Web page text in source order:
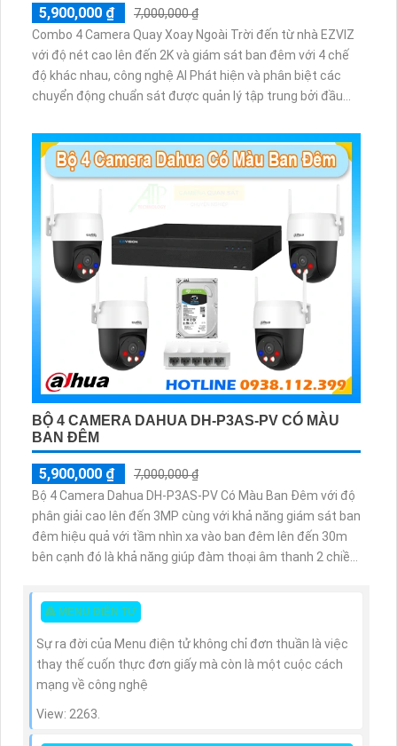
5,900,000 ₫
7,000,000 ₫
Combo 4 Camera Quay Xoay Ngoài Trời đến từ nhà EZVIZ
với độ nét cao lên đến 2K và giám sát ban đêm với 4 chế
độ khác nhau, công nghệ AI Phát hiện và phân biệt các
chuyển động chuẩn sát được quản lý tập trung bởi đầu
BỘ 4 CAMERA DAHUA DH-P3AS-PV CÓ MÀU
BAN ĐÊM
5,900,000 ₫
7,000,000 ₫
Bộ 4 Camera Dahua DH-P3AS-PV Có Màu Ban Đêm với độ
phân giải cao lên đến 3MP cùng với khả năng giám sát ban
đêm hiệu quả với tầm nhìn xa vào ban đêm lên đến 30m
bên cạnh đó là khả năng giúp đàm thoại âm thanh 2 chiều
👸 MENU ĐIỆN TỬ
Sự ra đời của Menu điện tử không chỉ đơn thuần là việc
thay thế cuốn thực đơn giấy mà còn là một cuộc cách
mạng về công nghệ
View: 2263.